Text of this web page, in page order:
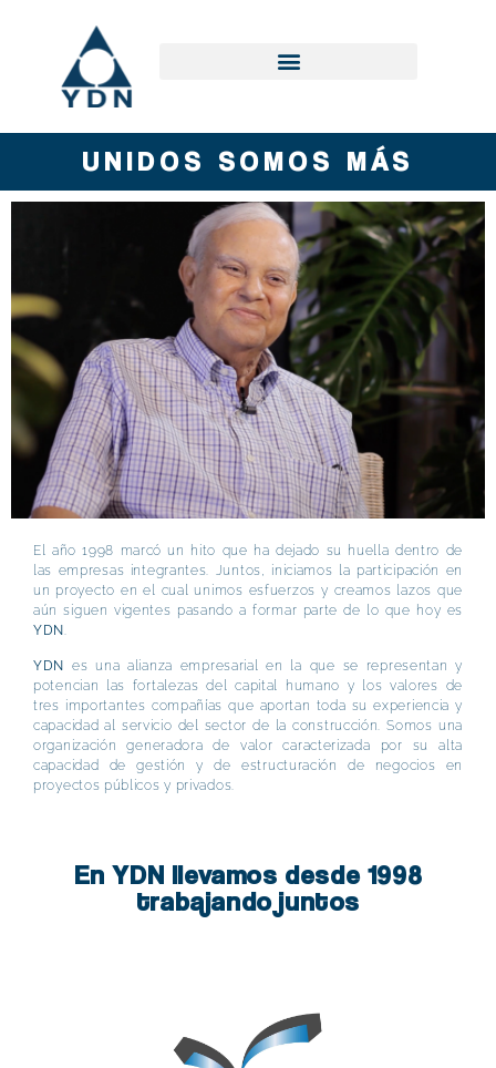
UNIDOS SOMOS MÁS
El año 1998 marcó un hito que ha dejado su huella dentro de
las empresas integrantes. Juntos, iniciamos la participación en
un proyecto en el cual unimos esfuerzos y creamos lazos que
aún siguen vigentes pasando a formar parte de lo que hoy es
YDN
YDN
es una alianza empresarial en la que se representan y
potencian las fortalezas del capital humano y los valores de
tres importantes compañías que aportan toda su experiencia y
capacidad al servicio del sector de la construcción. Somos una
organización generadora de valor caracterizada por su alta
capacidad de gestión y de estructuración de negocios en
proyectos públicos y privados.
En YDN llevamos desde 1998
trabajando juntos